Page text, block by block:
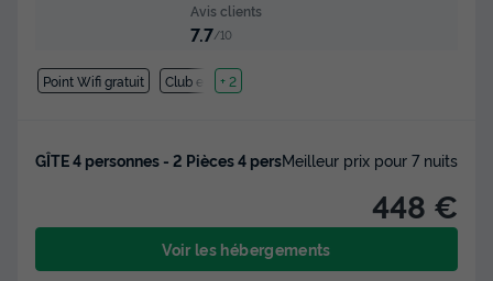
Avis clients
7.7/10
Point Wifi gratuit Club enfant
+ 2
GÎTE 4 personnes - 2 Pièces 4 persMeilleur prix pour 7 nuits
448 €
Voir les hébergements